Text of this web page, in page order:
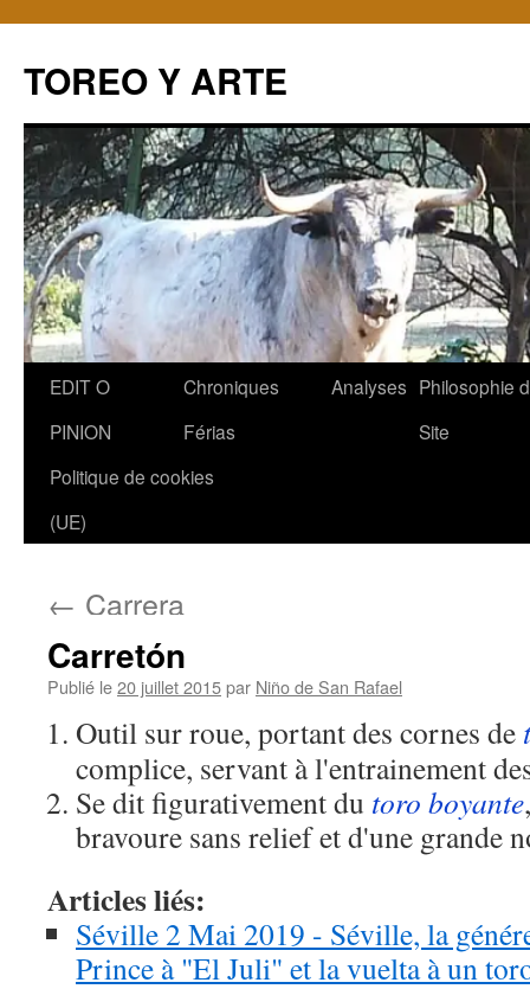
TOREO Y ARTE
Aller
contenu
EDIT O
PINION
Chroniques
Férias
Analyses Philosophie
Site
Politique de cookies
(UE)
← Carrera
Carretón
Publié le20 juillet 2015par Niño de San Rafael
Outil sur roue, portant des cornes de
complice, servant à l'entrainement
Se dit figurativement du toro boyante
bravoure sans relief et d'une grande
Articles liés:
Séville 2 Mai 2019 - Séville, la
Prince à "El Juli" et la vuelta à un